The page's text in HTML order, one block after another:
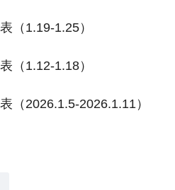
（1.19-1.25）
（1.12-1.18）
（2026.1.5-2026.1.11）